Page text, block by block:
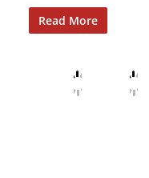
Read More